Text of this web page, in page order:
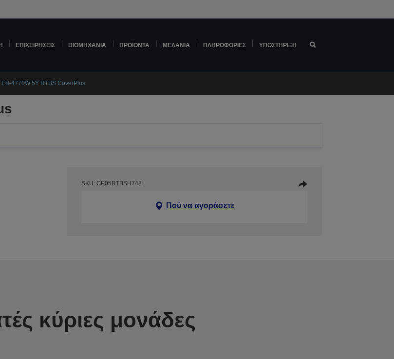
ΕΠΙΧΕΙΡΉΣΕΙΣ ΒΙΟΜΗΧΑΝΊΑ ΠΡΟΪΌΝΤΑ ΜΕΛΆΝΙΑ ΠΛΗΡΟΦΟΡΊΕΣ ΥΠΟΣΤΉΡΙΞΗ
EB-4770W 5Y RTBS CoverPlus
SKU: CP05RTBSH748
Πού να αγοράσετε
κύριες μονάδες